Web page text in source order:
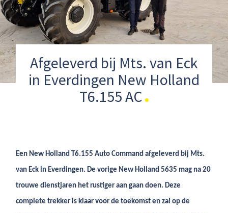
Afgeleverd bij Mts. van Eck
in Everdingen New Holland
T6.155 AC
Een New Holland T6.155 Auto Command afgeleverd bij Mts.
van Eck in Everdingen. De vorige New Holland 5635 mag na 20
trouwe dienstjaren het rustiger aan gaan doen. Deze
complete trekker is klaar voor de toekomst en zal op de